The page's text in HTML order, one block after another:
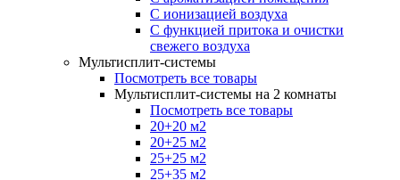
С ионизацией воздуха
С функцией притока и очистки
свежего воздуха
Мультисплит-системы
Посмотреть все товары
Мультисплит-системы на 2 комнаты
Посмотреть все товары
20+20 м2
20+25 м2
25+25 м2
25+35 м2